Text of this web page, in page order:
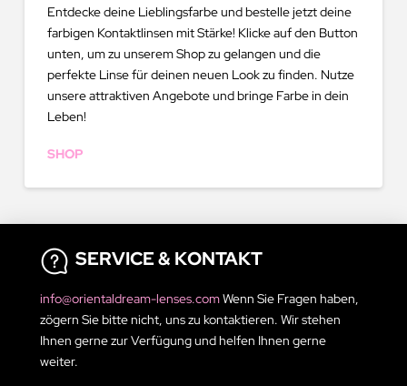
Entdecke deine Lieblingsfarbe und bestelle jetzt deine
farbigen Kontaktlinsen mit Stärke! Klicke auf den Button
unten, um zu unserem Shop zu gelangen und die
perfekte Linse für deinen neuen Look zu finden. Nutze
unsere attraktiven Angebote und bringe Farbe in dein
Leben!
SHOP
SERVICE & KONTAKT
info@orientaldream-lenses.comWenn Sie Fragen haben,
zögern Sie bitte nicht, uns zu kontaktieren. Wir stehen
Ihnen gerne zur Verfügung und helfen Ihnen gerne
weiter.